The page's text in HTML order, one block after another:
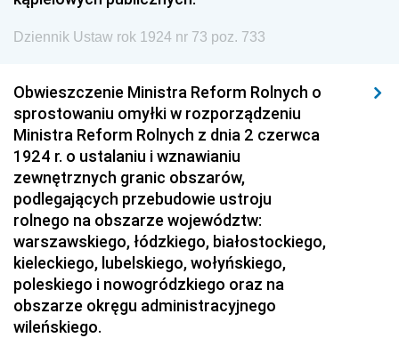
Dziennik Ustaw rok 1924 nr 73 poz. 733
Obwieszczenie Ministra Reform Rolnych o
sprostowaniu omyłki w rozporządzeniu
Ministra Reform Rolnych z dnia 2 czerwca
1924 r. o ustalaniu i wznawianiu
zewnętrznych granic obszarów,
podlegających przebudowie ustroju
rolnego na obszarze województw:
warszawskiego, łódzkiego, białostockiego,
kieleckiego, lubelskiego, wołyńskiego,
poleskiego i nowogródzkiego oraz na
obszarze okręgu administracyjnego
wileńskiego.